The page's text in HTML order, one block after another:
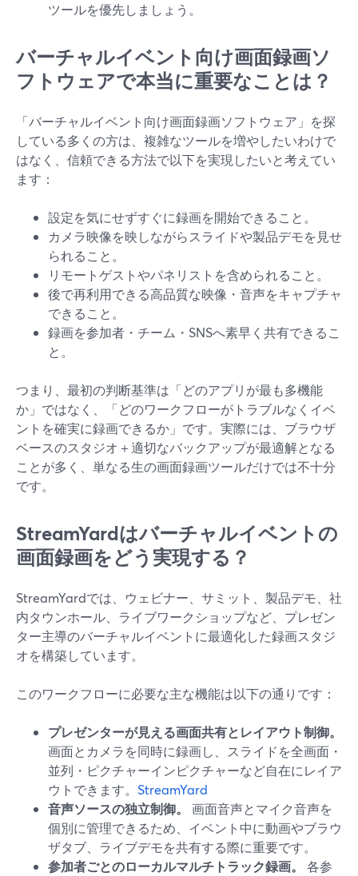
ツールを優先しましょう。
バーチャルイベント向け画面録画ソ
フトウェアで本当に重要なことは？
「バーチャルイベント向け画面録画ソフトウェア」を探
している多くの方は、複雑なツールを増やしたいわけで
はなく、信頼できる方法で以下を実現したいと考えてい
ます：
設定を気にせずすぐに録画を開始できること。
カメラ映像を映しながらスライドや製品デモを見せ
られること。
リモートゲストやパネリストを含められること。
後で再利用できる高品質な映像・音声をキャプチャ
できること。
録画を参加者・チーム・SNSへ素早く共有できるこ
と。
つまり、最初の判断基準は「どのアプリが最も多機能
か」ではなく、「どのワークフローがトラブルなくイベ
ントを確実に録画できるか」です。実際には、ブラウザ
ベースのスタジオ＋適切なバックアップが最適解となる
ことが多く、単なる生の画面録画ツールだけでは不十分
です。
StreamYardはバーチャルイベントの
画面録画をどう実現する？
StreamYardでは、ウェビナー、サミット、製品デモ、社
内タウンホール、ライブワークショップなど、プレゼン
ター主導のバーチャルイベントに最適化した録画スタジ
オを構築しています。
このワークフローに必要な主な機能は以下の通りです：
プレゼンターが見える画面共有とレイアウト制御。
画面とカメラを同時に録画し、スライドを全画面・
並列・ピクチャーインピクチャーなど自在にレイア
ウトできます。 StreamYard
音声ソースの独立制御。
画面音声とマイク音声を
個別に管理できるため、イベント中に動画やブラウ
ザタブ、ライブデモを共有する際に重要です。
参加者ごとのローカルマルチトラック録画。
各参